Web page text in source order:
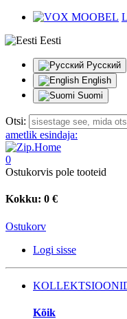
Eesti
Русский
English
Suomi
Otsi:
ametlik esindaja:
0
Ostukorvis pole tooteid
Kokku: 0 €
Ostukorv
Logi sisse
Kõik